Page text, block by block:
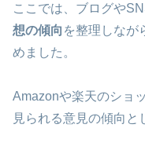
ここでは、ブログや
想の傾向 を整理しなが
めました。
Amazonや楽天のショ
見られる意見の傾向と